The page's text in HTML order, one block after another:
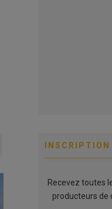
Recevez toutes
producteurs de